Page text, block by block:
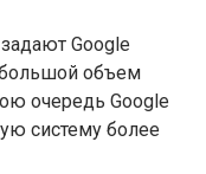
Google
объем
очередь Google
систему более